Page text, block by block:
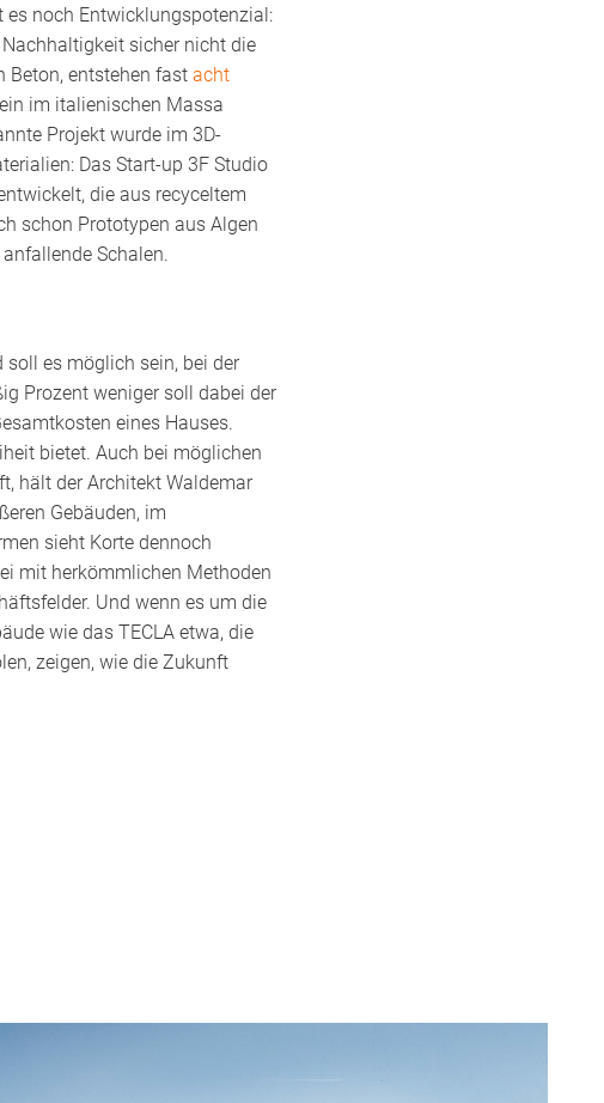
es noch Entwicklungspotenzial:
sicher nicht die
Beton, entstehen fast acht
im italienischen Massa
Projekt wurde im 3D-
Das Start-up 3F Studio
die aus recyceltem
schon Prototypen aus Algen
Schalen.
soll es möglich sein, bei der
Prozent weniger soll dabei der
eines Hauses.
bietet. Auch bei möglichen
hält der Architekt Waldemar
Gebäuden, im
sieht Korte dennoch
mit herkömmlichen Methoden
Und wenn es um die
wie das TECLA etwa, die
zeigen, wie die Zukunft